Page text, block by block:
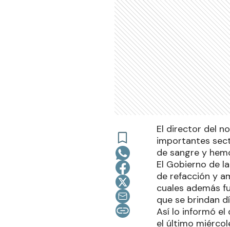
El director del
importantes
de sangre y
El Gobierno de
de refacción y
cuales además
que se brindan
Así lo informó el
el último